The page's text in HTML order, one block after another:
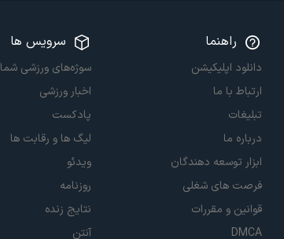
راهنما
دانلود اپلیکیشن
ارتباط با ما
تبلیغات
درباره ما
ابزار توسعه دهندگان
فرصت های شغلی
قوانین و مقررات
DMCA
سرویس ها
سوژه‌های ورزشی شما
اخبار ورزشی
پادکست
لیگ ها و رقابت ها
ویدئو
روزنامه
نتایج زنده
آنتن